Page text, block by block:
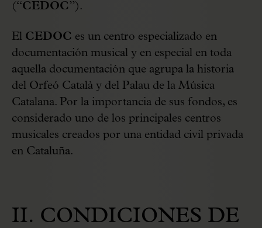
(“CEDOC ”).
El CEDOC es un centro especializado en
documentación musical y en especial en toda
aquella documentación que agrupa la historia
del Orfeó Català y del Palau de la Música
Catalana. Por la importancia de sus fondos, es
considerado uno de los principales centros
musicales creados por una entidad civil privada
en Cataluña.
II. CONDICIONES DE